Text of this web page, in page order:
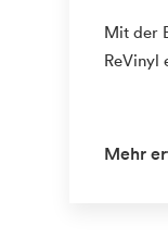
Mit der
ReVinyl
Mehr